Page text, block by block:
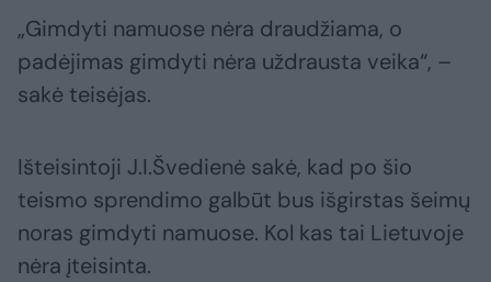
„Gimdyti namuose nėra draudžiama, o
padėjimas gimdyti nėra uždrausta veika“, –
sakė teisėjas.
Išteisintoji J.I.Švedienė sakė, kad po šio
teismo sprendimo galbūt bus išgirstas šeimų
noras gimdyti namuose. Kol kas tai Lietuvoje
nėra įteisinta.